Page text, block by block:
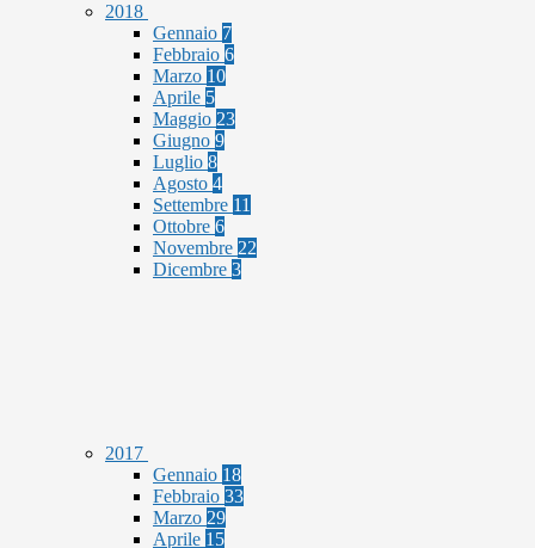
2018
Gennaio 7
Febbraio 6
Marzo 10
Aprile 5
Maggio 23
Giugno 9
Luglio 8
Agosto 4
Settembre 11
Ottobre 6
Novembre 22
Dicembre 3
2017
Gennaio 18
Febbraio 33
Marzo 29
Aprile 15